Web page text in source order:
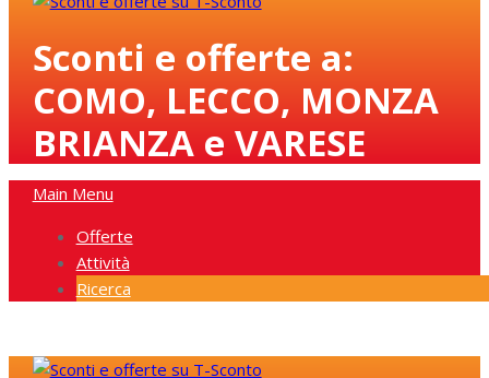
Sconti e offerte a:
COMO, LECCO, MONZA
BRIANZA e VARESE
Main Menu
Offerte
Attività
Ricerca